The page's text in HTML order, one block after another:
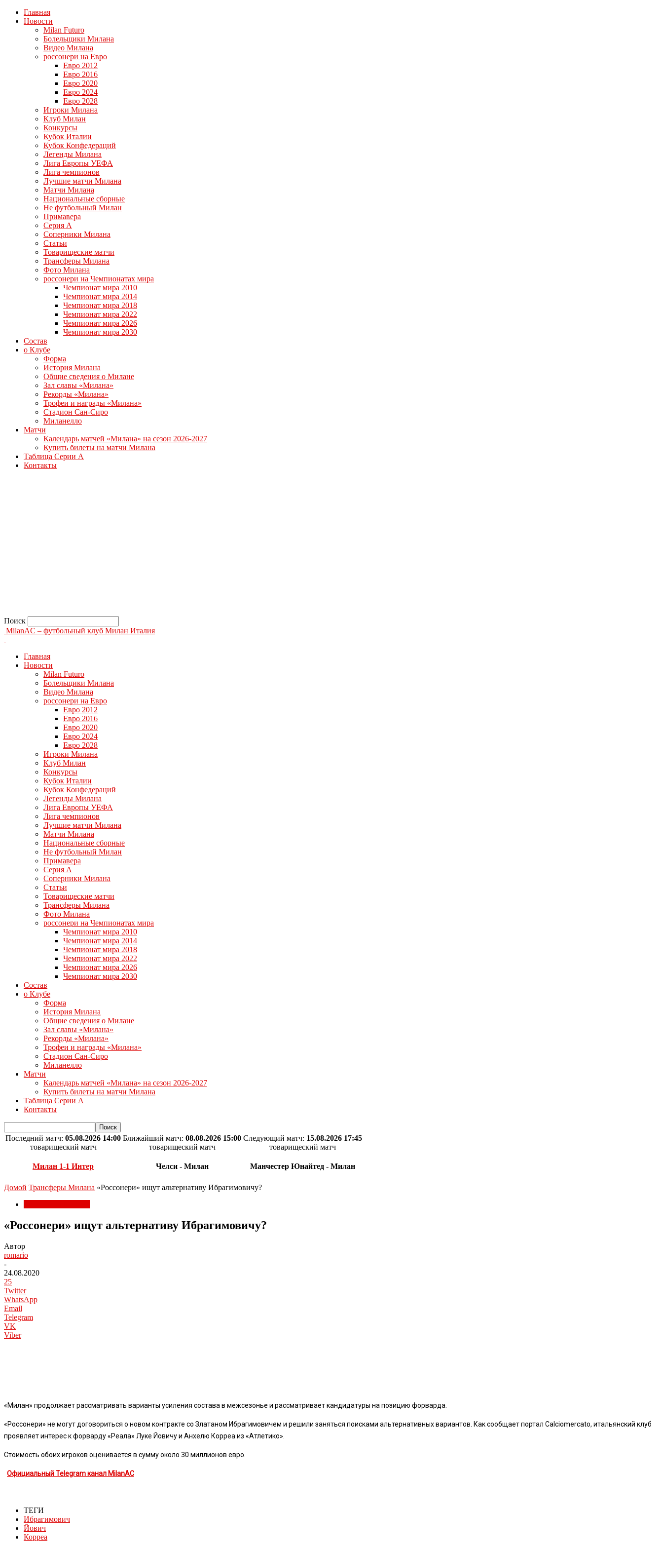
Главная
Новости
Milan Futuro
Болельщики Милана
Видео Милана
россонери на Евро
Евро 2012
Евро 2016
Евро 2020
Евро 2024
Евро 2028
Игроки Милана
Клуб Милан
Конкурсы
Кубок Италии
Кубок Конфедераций
Легенды Милана
Лига Европы УЕФА
Лига чемпионов
Лучшие матчи Милана
Матчи Милана
Национальные сборные
Не футбольный Милан
Примавера
Серия А
Соперники Милана
Статьи
Товарищеские матчи
Трансферы Милана
Фото Милана
россонери на Чемпионатах мира
Чемпионат мира 2010
Чемпионат мира 2014
Чемпионат мира 2018
Чемпионат мира 2022
Чемпионат мира 2026
Чемпионат мира 2030
Состав
о Клубе
Форма
История Милана
Общие сведения о Милане
Зал славы «Милана»
Рекорды «Милана»
Трофеи и награды «Милана»
Стадион Сан-Сиро
Миланелло
Матчи
Календарь матчей «Милана» на сезон 2026-2027
Купить билеты на матчи Милана
Таблица Серии А
Контакты
Поиск
MilanAC – футбольный клуб Милан Италия
Главная
Новости
Milan Futuro
Болельщики Милана
Видео Милана
россонери на Евро
Евро 2012
Евро 2016
Евро 2020
Евро 2024
Евро 2028
Игроки Милана
Клуб Милан
Конкурсы
Кубок Италии
Кубок Конфедераций
Легенды Милана
Лига Европы УЕФА
Лига чемпионов
Лучшие матчи Милана
Матчи Милана
Национальные сборные
Не футбольный Милан
Примавера
Серия А
Соперники Милана
Статьи
Товарищеские матчи
Трансферы Милана
Фото Милана
россонери на Чемпионатах мира
Чемпионат мира 2010
Чемпионат мира 2014
Чемпионат мира 2018
Чемпионат мира 2022
Чемпионат мира 2026
Чемпионат мира 2030
Состав
о Клубе
Форма
История Милана
Общие сведения о Милане
Зал славы «Милана»
Рекорды «Милана»
Трофеи и награды «Милана»
Стадион Сан-Сиро
Миланелло
Матчи
Календарь матчей «Милана» на сезон 2026-2027
Купить билеты на матчи Милана
Таблица Серии А
Контакты
Последний матч: 05.08.2026 14:00
товарищеский матч
Милан 1-1 Интер
Ближайший матч: 08.08.2026 15:00
товарищеский матч
Челси - Милан
Следующий матч: 15.08.2026 17:45
товарищеский матч
Манчестер Юнайтед - Милан
Домой Трансферы Милана «Россонери» ищут альтернативу Ибрагимовичу?
«Россонери» ищут альтернативу Ибрагимовичу?
Автор
romario
-
24.08.2020
25
Twitter
WhatsApp
Email
Telegram
VK
Viber
«Милан» продолжает рассматривать варианты усиления состава в межсезонье и рассматривает кандидатуры на позицию форварда.
«Россонери» не могут договориться о новом контракте со Златаном Ибрагимовичем и решили заняться поисками альтернативных вариантов. Как сообщает портал Calciomercato, итальянский клуб
проявляет интерес к форварду «Реала» Луке Йовичу и Анхелю Корреа из «Атлетико».
Стоимость обоих игроков оценивается в сумму около 30 миллионов евро.
Официальный Telegram канал MilanAC
ТЕГИ
Ибрагимович
Йович
Корреа